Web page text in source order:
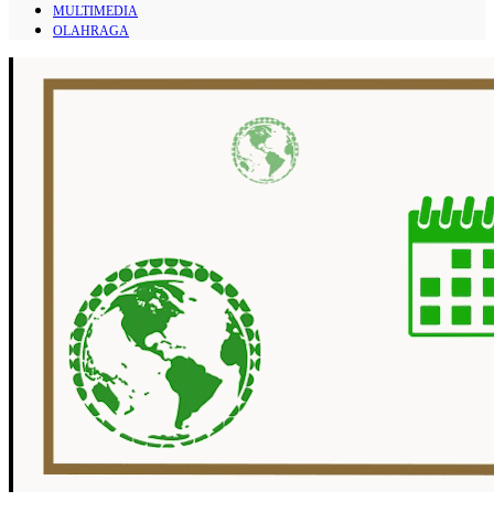
MULTIMEDIA
OLAHRAGA